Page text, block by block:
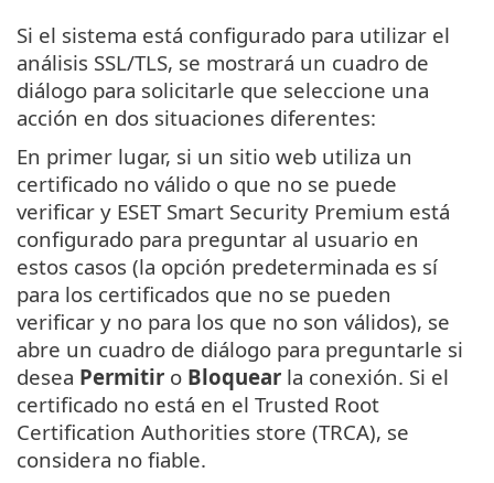
Si el sistema está configurado para utilizar el
análisis SSL/TLS, se mostrará un cuadro de
diálogo para solicitarle que seleccione una
acción en dos situaciones diferentes:
En primer lugar, si un sitio web utiliza un
certificado no válido o que no se puede
verificar y ESET Smart Security Premium está
configurado para preguntar al usuario en
estos casos (la opción predeterminada es sí
para los certificados que no se pueden
verificar y no para los que no son válidos), se
abre un cuadro de diálogo para preguntarle si
desea Permitir o Bloquear la conexión. Si el
certificado no está en el Trusted Root
Certification Authorities store (TRCA), se
considera no fiable.